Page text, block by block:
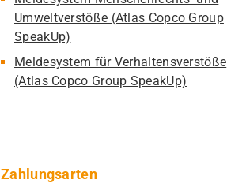
Umweltverstöße (Atlas Copco Group
SpeakUp)
Meldesystem für Verhaltensverstöße
(Atlas Copco Group SpeakUp)
Zahlungsarten